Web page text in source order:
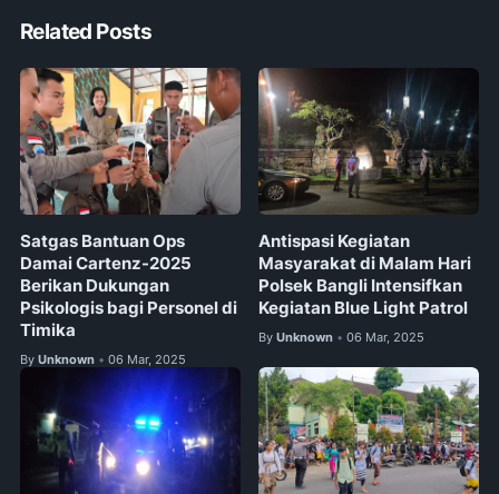
Related Posts
Satgas Bantuan Ops
Damai Cartenz-2025
Berikan Dukungan
Psikologis bagi Personel di
Timika
By Unknown • 06 Mar, 2025
Antispasi Kegiatan
Masyarakat di Malam Hari
Polsek Bangli Intensifkan
Kegiatan Blue Light Patrol
By Unknown • 06 Mar, 2025